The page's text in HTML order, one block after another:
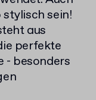
sein!
aus
perfekte
- besonders